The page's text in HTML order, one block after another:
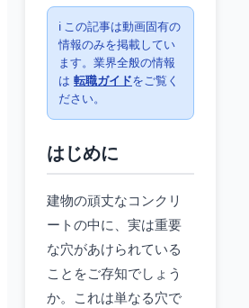
ℹ️ この記事は動画固有の
情報のみを掲載してい
ます。業界全般の情報
は 転職ガイドをご覧く
ださい。
はじめに
建物の頑丈なコンクリ
ートの中に、実は重要
な穴があけられている
ことをご存知でしょう
か。これは単なる穴で